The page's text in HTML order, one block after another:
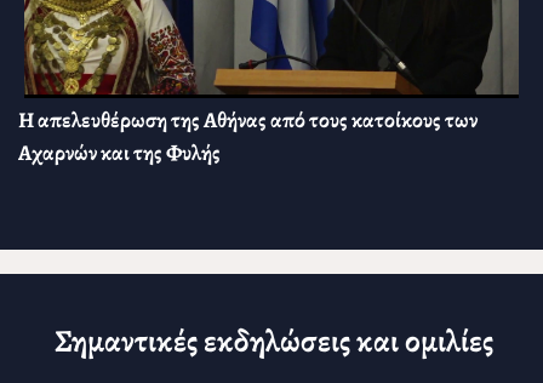
Η απελευθέρωση της Αθήνας από τους κατοίκους των
Αχαρνών και της Φυλής
Σημαντικές εκδηλώσεις και ομιλίες